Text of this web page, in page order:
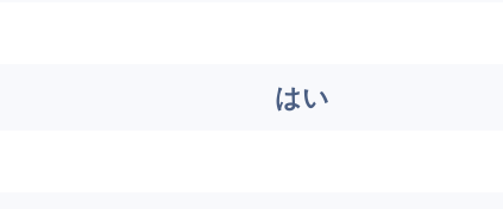
はい